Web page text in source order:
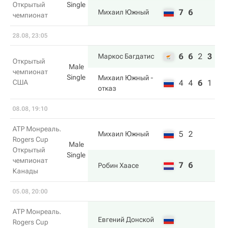
Открытый
чемпионат
Single
Михаил Южный 7 6
28.08, 23:05
Открытый
чемпионат
США
Male
Single
Маркос Багдатис 6 6 2 3
Михаил Южный -
отказ
4 4 6 1
08.08, 19:10
ATP Монреаль.
Rogers Cup
Открытый
чемпионат
Канады
Male
Single
Михаил Южный 5 2
Робин Хаасе 7 6
05.08, 20:00
ATP Монреаль.
Rogers Cup
Евгений Донской